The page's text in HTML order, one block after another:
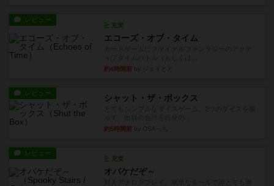
レビュー
充実
エコーズ・オブ・タイム
約4時間前
レビュー シャット・ザ・ボックス
約5時間前
レビュー
充実
オバケだぞ～